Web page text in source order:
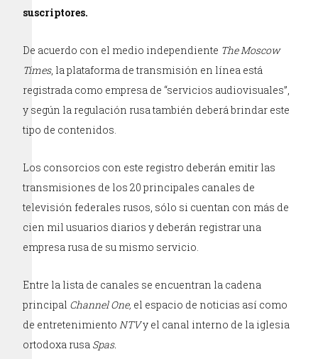
suscriptores.
De acuerdo con el medio independiente The Moscow
Times, la plataforma de transmisión en línea está
registrada como empresa de “servicios audiovisuales”,
y según la regulación rusa también deberá brindar este
tipo de contenidos.
Los consorcios con este registro deberán emitir las
transmisiones de los 20 principales canales de
televisión federales rusos, sólo si cuentan con más de
cien mil usuarios diarios y deberán registrar una
empresa rusa de su mismo servicio.
Entre la lista de canales se encuentran la cadena
principal Channel One, el espacio de noticias así como
de entretenimiento NTVy el canal interno de la iglesia
ortodoxa rusa Spas.